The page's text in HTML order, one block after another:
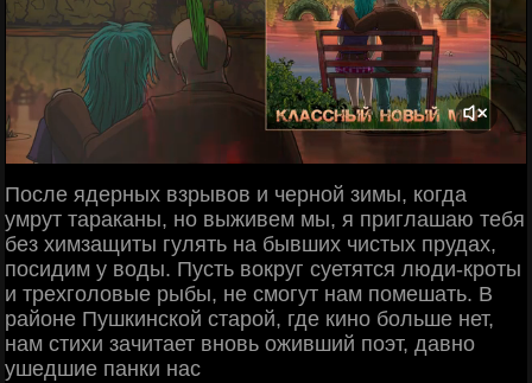
После ядерных взрывов и черной зимы, когда
умрут тараканы, но выживем мы, я приглашаю тебя
без химзащиты гулять на бывших чистых прудах,
посидим у воды. Пусть вокруг суетятся люди-кроты
и трехголовые рыбы, не смогут нам помешать. В
районе Пушкинской старой, где кино больше нет,
нам стихи зачитает вновь оживший поэт, давно
ушедшие панки нас